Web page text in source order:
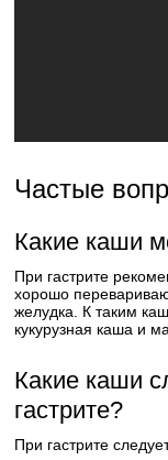
Частые
Какие каши
При гастрите
хорошо
желудка. К таким
кукурузная каша и
Какие каши
гастрите?
При гастрите